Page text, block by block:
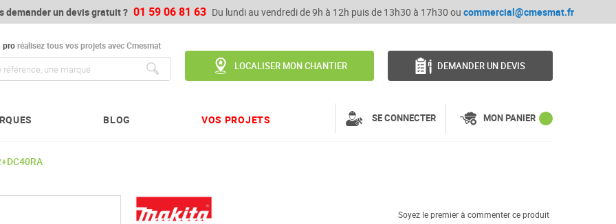
demander un devis gratuit ? 01 59 06 81 63 Du lundi au vendredi de 9h à 12h puis de 13h30 à 17h30 ou commercial@cmesmat.fr
proréalisez tous vos projets avec Cmesmat
LOCALISER MON CHANTIER DEMANDER UN DEVIS
BLOG VOS PROJETS SE CONNECTER MON PANIER
Soyez le premier à commenter ce produit